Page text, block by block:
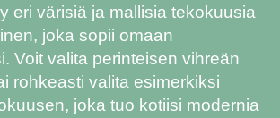
eri värisiä ja mallisia tekokuusia
joka sopii omaan
Voit valita perinteisen vihreän
rohkeasti valita esimerkiksi
joka tuo kotiisi modernia